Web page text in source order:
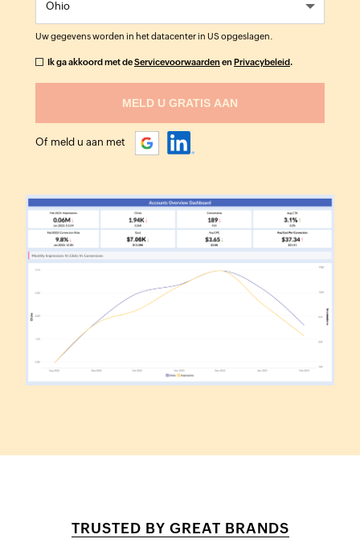
Uw gegevens worden in het datacenter in USopgeslagen.
Ik ga akkoord met deServicevoorwaarden en Privacybeleid.
Of meld u aan met
TRUSTED BY GREAT BRANDS